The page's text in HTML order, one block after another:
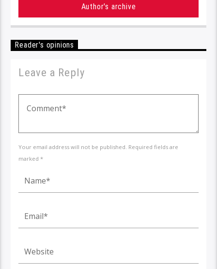
Author's archive
Reader's opinions
Leave a Reply
Your email address will not be published. Required fields are
marked *